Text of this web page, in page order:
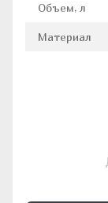
Объем, л
Материал